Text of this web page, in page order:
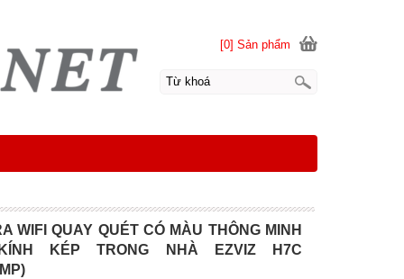
WIFI QUAY QUÉT CÓ MÀU THÔNG MINH
KÉP TRONG NHÀ EZVIZ H7C
[0] Sản phẩm